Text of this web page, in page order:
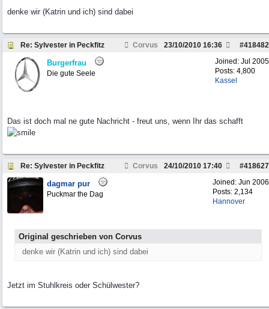
denke wir (Katrin und ich) sind dabei
Re: Sylvester in Peckfitz Corvus #418482
23/10/2010 16:36
Joined: Jul 2005
Posts: 4,800
Kassel
Burgerfrau
Die gute Seele
Das ist doch mal ne gute Nachricht - freut uns, wenn Ihr das schafft
Re: Sylvester in Peckfitz Corvus #418627
24/10/2010 17:40
Joined: Jun 2006
Posts: 2,134
Hannover
dagmar pur
Puckmar the Dag
Original geschrieben von Corvus
denke wir (Katrin und ich) sind dabei
Jetzt im Stuhlkreis oder Schülwester?